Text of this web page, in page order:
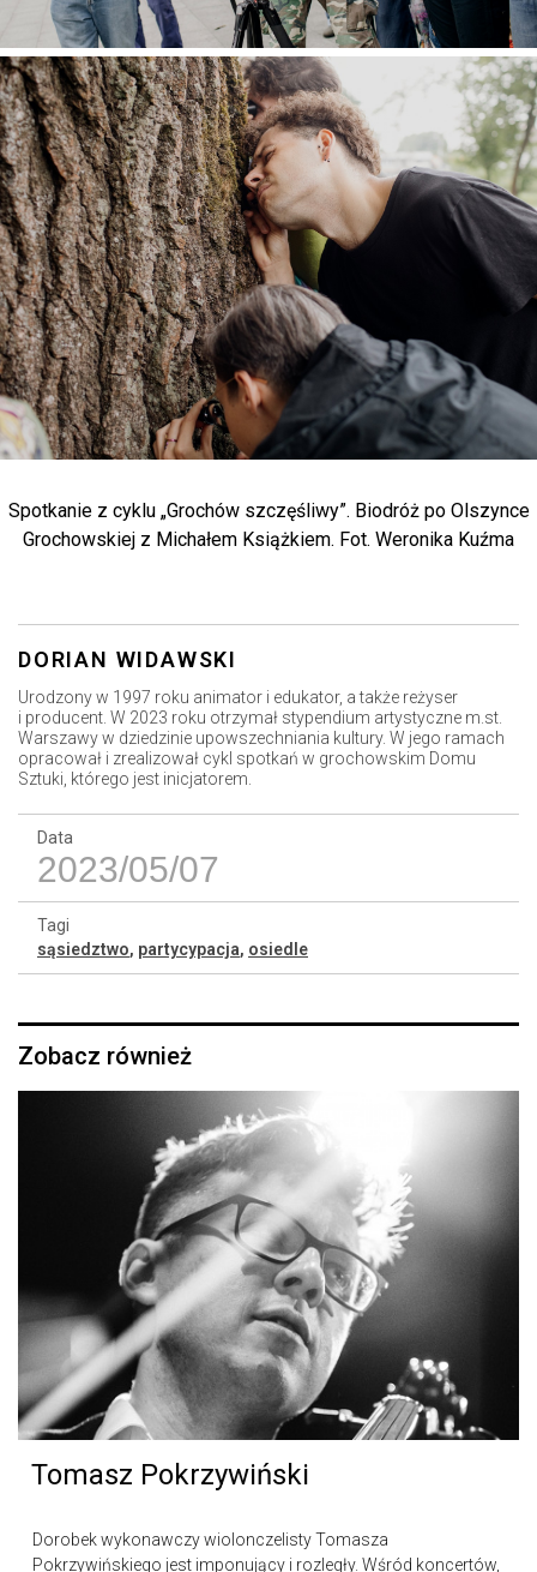
Spotkanie z cyklu „Grochów szczęśliwy”. Biodróż po Olszynce
Grochowskiej z Michałem Książkiem. Fot. Weronika Kuźma
DORIAN WIDAWSKI
Urodzony w 1997 roku animator i edukator, a także reżyser
i producent. W 2023 roku otrzymał stypendium artystyczne m.st.
Warszawy w dziedzinie upowszechniania kultury. W jego ramach
opracował i zrealizował cykl spotkań w grochowskim Domu
Sztuki, którego jest inicjatorem.
Data
2023/05/07
Tagi
sąsiedztwo, partycypacja, osiedle
Zobacz również
Tomasz Pokrzywiński
Dorobek wykonawczy wiolonczelisty Tomasza
Pokrzywińskiego jest imponujący i rozległy. Wśród koncertów,